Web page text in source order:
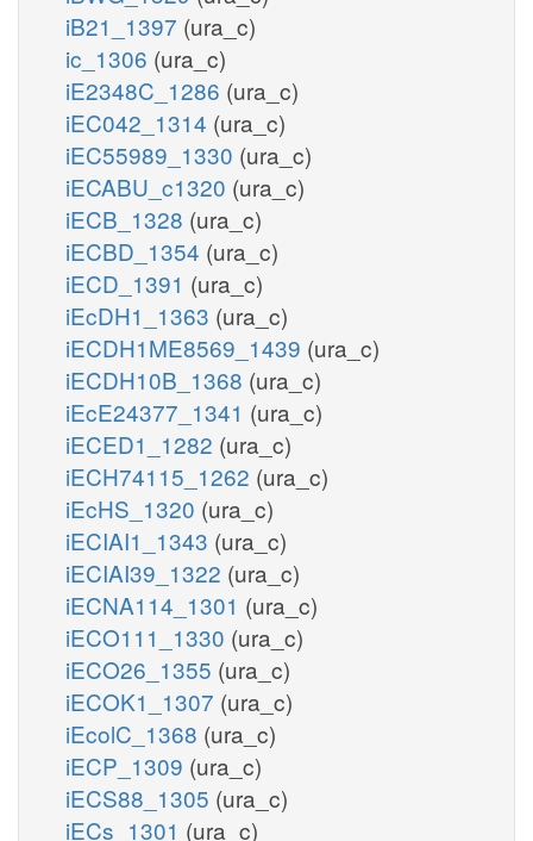
iB21_1397 (ura_c)
ic_1306 (ura_c)
iE2348C_1286 (ura_c)
iEC042_1314 (ura_c)
iEC55989_1330 (ura_c)
iECABU_c1320 (ura_c)
iECB_1328 (ura_c)
iECBD_1354 (ura_c)
iECD_1391 (ura_c)
iEcDH1_1363 (ura_c)
iECDH1ME8569_1439 (ura_c)
iECDH10B_1368 (ura_c)
iEcE24377_1341 (ura_c)
iECED1_1282 (ura_c)
iECH74115_1262 (ura_c)
iEcHS_1320 (ura_c)
iECIAI1_1343 (ura_c)
iECIAI39_1322 (ura_c)
iECNA114_1301 (ura_c)
iECO111_1330 (ura_c)
iECO26_1355 (ura_c)
iECOK1_1307 (ura_c)
iEcolC_1368 (ura_c)
iECP_1309 (ura_c)
iECS88_1305 (ura_c)
iECs_1301 (ura_c)